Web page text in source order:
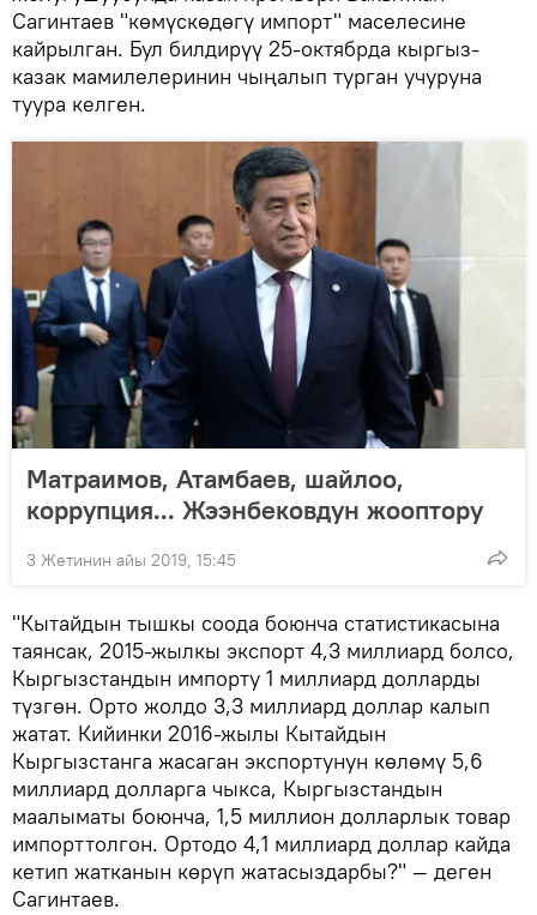
Сагинтаев "көмүскөдөгү импорт" маселесине
кайрылган. Бул билдирүү 25-октябрда кыргыз-
казак мамилелеринин чыңалып турган учуруна
туура келген.
Матраимов, Атамбаев, шайлоо,
коррупция... Жээнбековдун жооптору
3 Жетинин айы 2019, 15:45
"Кытайдын тышкы соода боюнча статистикасына
таянсак, 2015-жылкы экспорт 4,3 миллиард болсо,
Кыргызстандын импорту 1 миллиард долларды
түзгөн. Орто жолдо 3,3 миллиард доллар калып
жатат. Кийинки 2016-жылы Кытайдын
Кыргызстанга жасаган экспортунун көлөмү 5,6
миллиард долларга чыкса, Кыргызстандын
маалыматы боюнча, 1,5 миллион долларлык товар
импорттолгон. Ортодо 4,1 миллиард доллар кайда
кетип жатканын көрүп жатасыздарбы?" — деген
Сагинтаев.